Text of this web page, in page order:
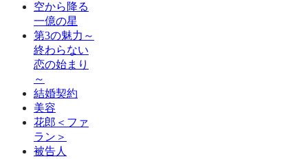
空から降る
一億の星
第3の魅力～
終わらない
恋の始まり
～
結婚契約
美容
花郎＜ファ
ラン＞
被告人